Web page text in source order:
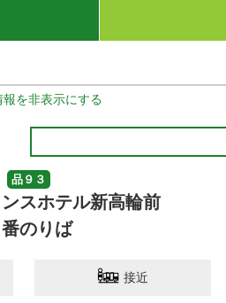
報を非表示にする
品９３
スホテル新高輪前
番のりば
接近